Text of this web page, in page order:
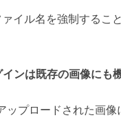
イル名を強制する
ンは既存の画像にも
プロードされた画